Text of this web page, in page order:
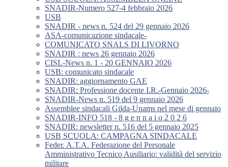
SNADIR-Numero 527-4 febbraio 2026
USB
SNADIR - news n. 524 del 29 gennaio 2026
ASA-comunicazione sindacale-
COMUNICATO SNALS DI LIVORNO
SNADIR : news 26 gennaio 2026
CISL-News n. 1 - 20 GENNAIO 2026
USB: comunicato sindacale
SNADIR: aggiornamento GAE
SNADIR: Professione docente I.R.-Gennaio 2026-
SNADIR-News n. 519 del 9 gennaio 2026
Assemblee sindacali Gilda-Unams nel mese di gennaio
SNADIR-INFO 518 - 8 g e n n a i o 2 0 2 6
SNADIR: newsletter n. 516 del 5 gennaio 2025
USB SCUOLA: CAMPAGNA SINDACALE
Feder. A.T.A. Federazione del Personale
Amministrativo Tecnico Ausiliario: validità del servizio
militare